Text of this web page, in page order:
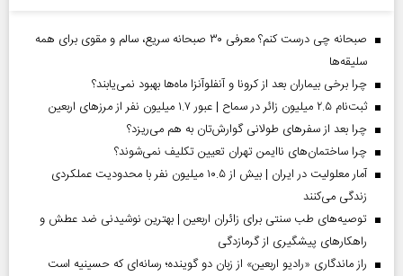
صبحانه چی درست کنم؟ معرفی ۳۰ صبحانه سریع، سالم و مقوی برای همه
سلیقه‌ها
چرا برخی بیماران بعد از کرونا و آنفلوآنزا ماه‌ها بهبود نمی‌یابند؟
ثبت‌نام ۲.۵ میلیون زائر در سماح | عبور ۱.۷ میلیون نفر از مرز‌های اربعین
چرا بعد از سفرهای طولانی گوارش‌تان به هم می‌ریزد؟
چرا ساختمان‌های ناایمن تهران تعیین تکلیف نمی‌شوند؟
آمار معلولیت در ایران | بیش از ۱۰.۵ میلیون نفر با محدودیت عملکردی
زندگی می‌کنند
توصیه‌های طب سنتی برای زائران اربعین | بهترین نوشیدنی ضد عطش و
راهکارهای پیشگیری از گرمازدگی
راز ماندگاری «رادیو اربعین» از زبان دو گوینده؛ رسانه‌ای که حسینیه است